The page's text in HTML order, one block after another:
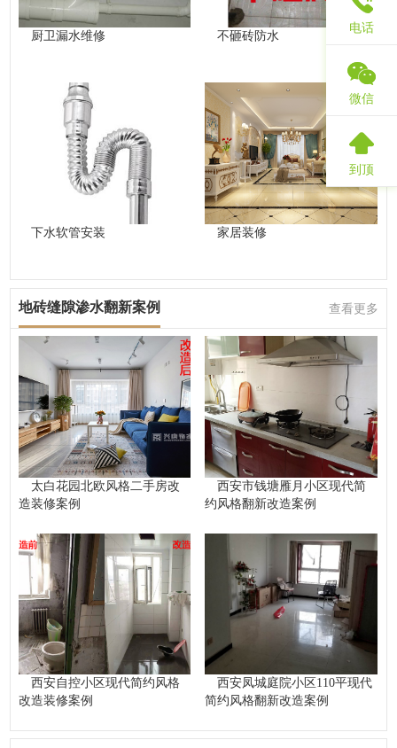
厨卫漏水维修 不砸砖防水
下水软管安装 家居装修
地砖缝隙渗水翻新案例 查看更多
太白花园北欧风格二手房改
造装修案例
西安市钱塘雁月小区现代简
约风格翻新改造案例
西安自控小区现代简约风格
改造装修案例
西安凤城庭院小区110平现代
简约风格翻新改造案例
电话
微信
到顶